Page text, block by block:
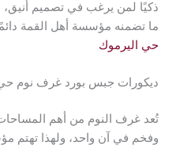
ذكيًا لمن يرغب في تصميم أنيق،
ما تضمنه مؤسسة أهل القمة
حي اليرموك
ديكورات جبس بورد غرف نوم حي
تُعد غرف النوم من أهم
وفخم في آن واحد، ولهذا تهتم